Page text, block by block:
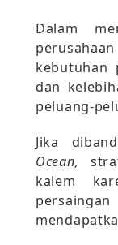
Dalam
kebutuhan
dan
peluang-
Jika
Ocean,
kalem